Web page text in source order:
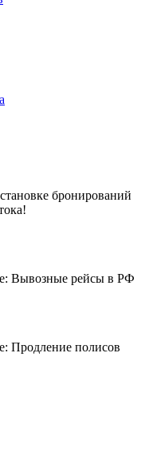
бронирований
Вывозные рейсы в РФ
Продление полисов